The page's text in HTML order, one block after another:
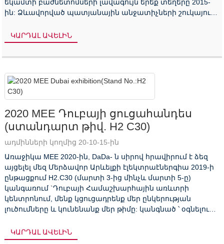
եկամտի բաժնետոմսերի լավագույն երեք տեղերը 2015-
ին: Ձևավորված պատյանային անջատիչների շուկայում
ընկալել ...
ԿԱՐԴԱԼ ԱՎԵԼԻՆ
2020 MEE Դուբայի ցուցահանդես
(ստանդարտ թիվ. H2 C30)
ադմինների կողմից 20-10-15-ին
Առաջիկա MEE 2020-ին, DaDa- ն սիրով հրավիրում է ձեզ
այցելել մեզ Մերձավոր Արևելքի էլեկտրաէներգիա 2019-ի
ընթացքում H2.C30 (մարտի 3-ից մինչև մարտի 5-ը)
կանգառում `Դուբայի Համաշխարհային առևտրի
կենտրոնում, մենք կցուցադրենք մեր ընկերության
լուծումները և կունենանք մեր թիմը: կանգնած ՝ օգնելու
ԿԱՐԴԱԼ ԱՎԵԼԻՆ